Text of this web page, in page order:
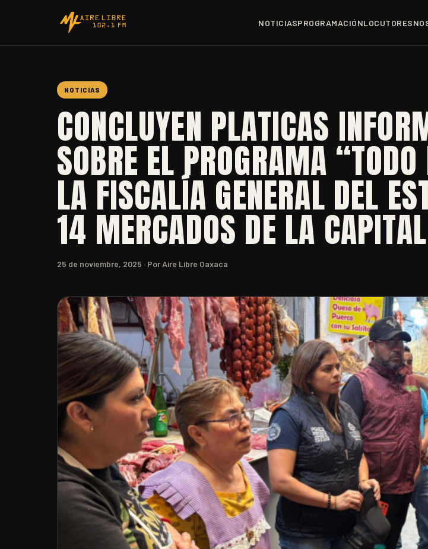
NOTICIASPROGRAMACIÓNLOCUTORES
NOTICIAS
CONCLUYEN PLATICAS
SOBRE EL PROGRAMA
LA FISCALÍA GENERAL DEL
14 MERCADOS DE LA CAPITAL
25 de noviembre, 2025 · Por Aire Libre Oaxaca